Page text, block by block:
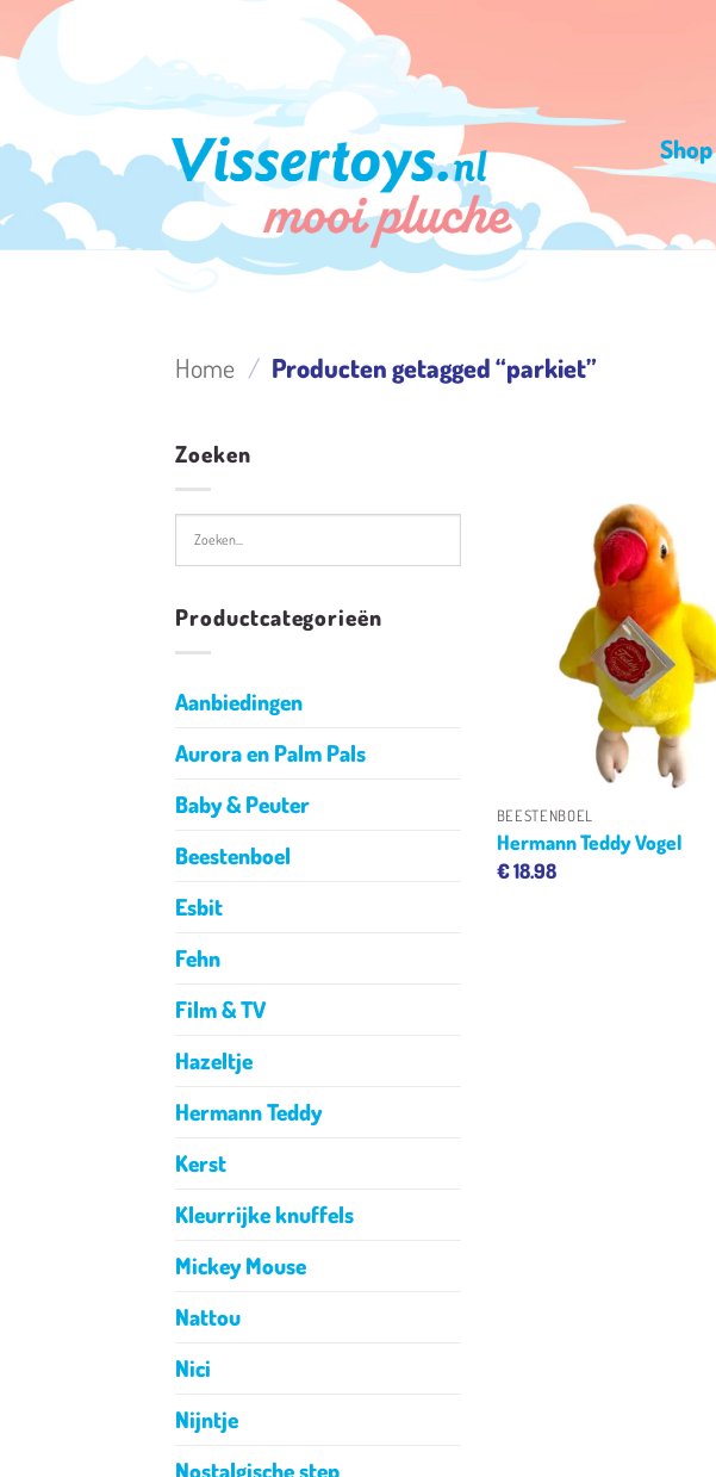
naar
inhoud
Shop
Home / Producten getagged “parkiet”
Zoeken
Productcategorieën
Aanbiedingen
Aurora en Palm Pals
Baby & Peuter
Beestenboel
Esbit
Fehn
Film & TV
Hazeltje
Hermann Teddy
Kerst
Kleurrijke knuffels
Mickey Mouse
Nattou
Nici
Nijntje
Nostalgische step
BEESTENBOEL
Hermann Teddy Vogel
€18.98